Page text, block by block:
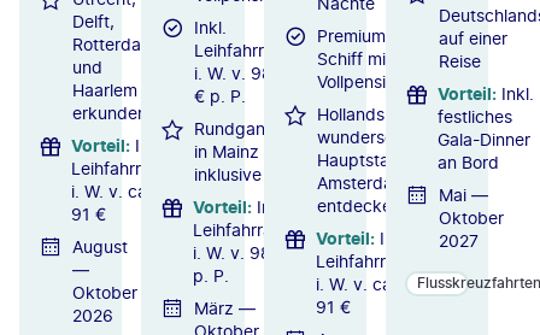
Delft,
Rotterdam
und
Haarlem
erkunden
Vorteil: Inkl.
Leihfahrrad
i. W. v. ca.
91 €
August
—
Oktober
2026
Inkl.
Leihfahrrad
i. W. v. 98
€ p. P.
Rundgang
in Mainz
inklusive
Vorteil: Inkl.
Leihfahrrad
i. W. v. 98 €
p. P.
März —
Oktober
Premium-
Schiff mit
Vollpension
Hollands
wunderschöne
Hauptstadt
Amsterdam
entdecken
Vorteil: Inkl.
Leihfahrrad
i. W. v. ca.
91 €
auf einer
Reise
Vorteil: Inkl.
festliches
Gala-Dinner
an Bord
Mai —
Oktober
2027
Flusskreuzfahrten